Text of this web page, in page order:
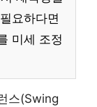
요하다면
미세 조정
스(Swing